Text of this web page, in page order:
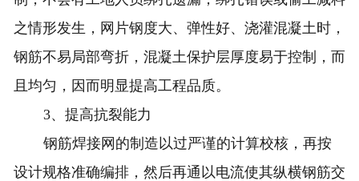
之情形发生，网片钢度大、弹性好、浇灌混凝土时，
钢筋不易局部弯折，混凝土保护层厚度易于控制，而
且均匀，因而明显提高工程品质。
3、提高抗裂能力
钢筋焊接网的制造以过严谨的计算校核，再按
设计规格准确编排，然后再通以电流使其纵横钢筋交